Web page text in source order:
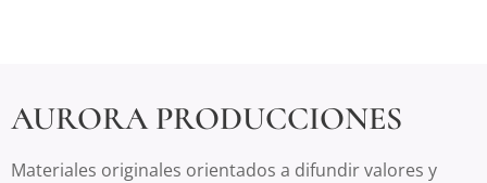
AURORA PRODUCCIONES
Materiales originales orientados a difundir valores y